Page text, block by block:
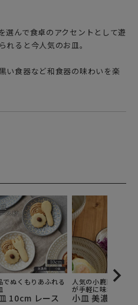
選んで食卓のアクセントとして遊
れると今人気のお皿。
い食器など和食器の味わいを楽
でぬくもりあふれる
10cm レース
人気の小鹿田焼の雰
が手軽に味わえる小
小皿 美濃民芸